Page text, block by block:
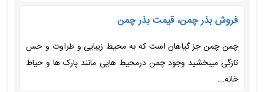
فروش بذر چمن، قیمت بذر چمن
چمن چمن جز گیاهان است که به محیط زیبایی و طراوت و حس
تازگی میبخشید وجود چمن درمحیط هایی مانند پارک ها و حیاط
خانه...